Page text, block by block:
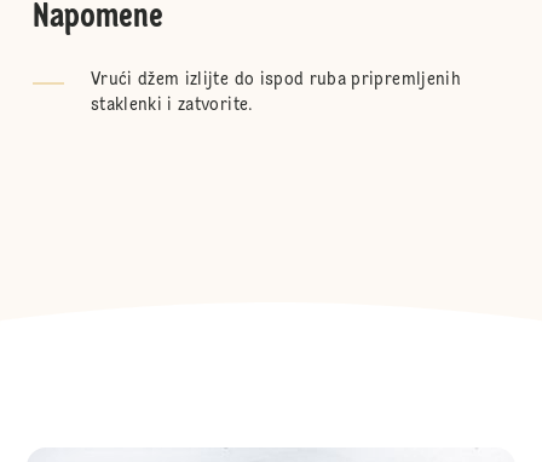
Napomene
Vrući džem izlijte do ispod ruba pripremljenih
staklenki i zatvorite.